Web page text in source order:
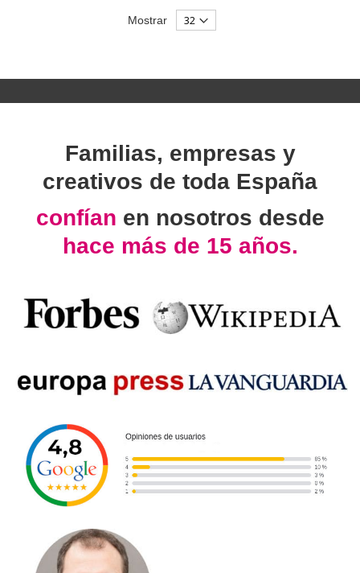
Mostrar
Familias, empresas y
creativos de toda España
confían en nosotros desde
hace más de 15 años.